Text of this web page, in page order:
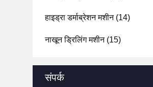
हाइड्रा डर्माब्रेशन मशीन(14)
नाखून ड्रिलिंग मशीन(15)
संपर्क